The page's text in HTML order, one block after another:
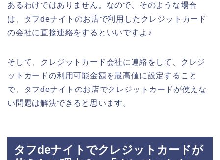
あるわけではありません。なので、そのような場合
は、タフdeナイトのお店で利用したクレジットカード
の会社に直接連絡をするといいですよ♪
そして、クレジットカード会社に連絡をして、クレジ
ットカードの利用可能金額を最高値に設定すること
で、タフdeナイトのお店でクレジットカードが使えな
い問題は解決できると思います。
タフdeナイトでクレジットカードが